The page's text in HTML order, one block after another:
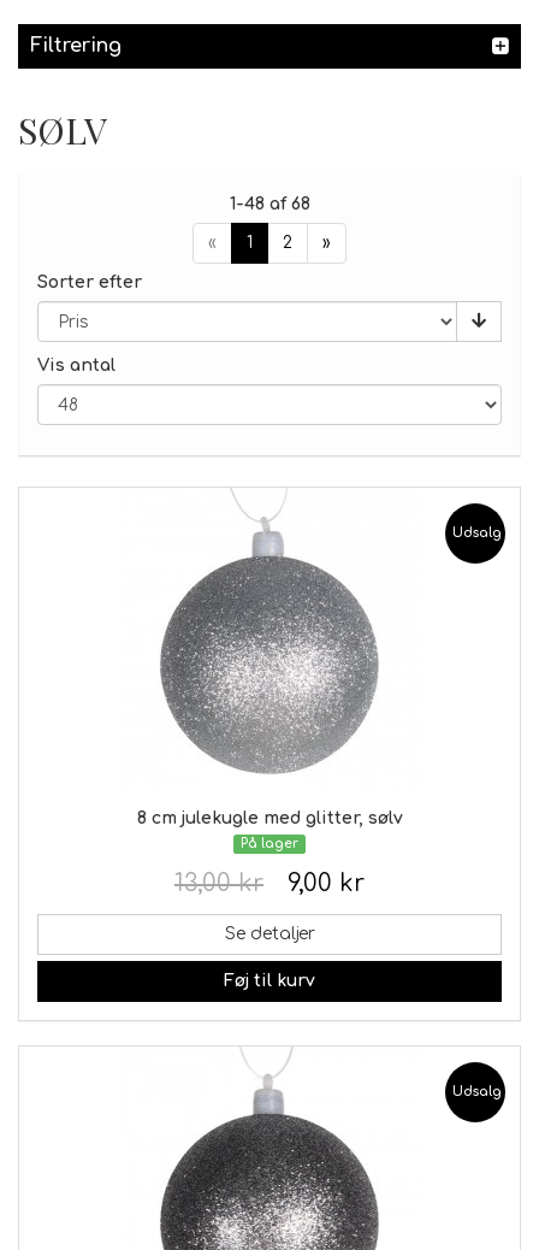
Filtrering
SØLV
1-48 af 68
« 1 2 »
Sorter efter
Vis antal
Udsalg
8 cm julekugle med glitter, sølv
På lager
9,00 kr
13,00 kr
Se detaljer
Føj til kurv
Udsalg